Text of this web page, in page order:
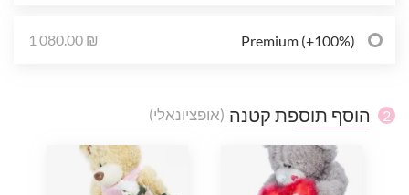
Premium (+100%)
1 080.00 ₪
2 הוסף תוספת קטנה (אופציונאלי)